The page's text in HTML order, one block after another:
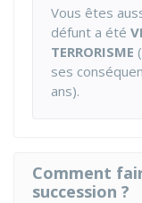
Vous êtes
défunt a été
TERRORISME
ses
ans).
Comment
succession ?